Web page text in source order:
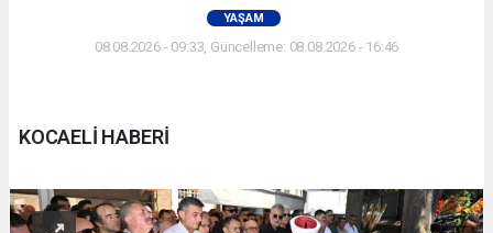
YAŞAM
08.08.2026 - 09:33, Güncelleme: 08.08.2026 - 16:46
KOCAELİ HABERİ